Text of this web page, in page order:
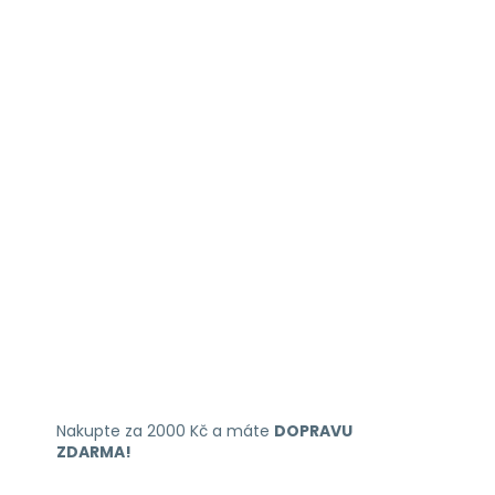
Nakupte za 2000 Kč a máte DOPRAVU
ZDARMA!